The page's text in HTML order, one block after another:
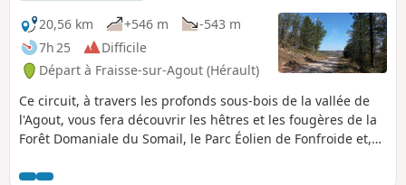
20,56 km
+546 m
-543 m
7h 25
Difficile
Départ à Fraisse-sur-Agout (Hérault)
Ce circuit, à travers les profonds sous-bois de la vallée de
l'Agout, vous fera découvrir les hêtres et les fougères de la
Forêt Domaniale du Somail, le Parc Éolien de Fonfroide et,
atypique. Points de vue, calvaires et petit patrimoine